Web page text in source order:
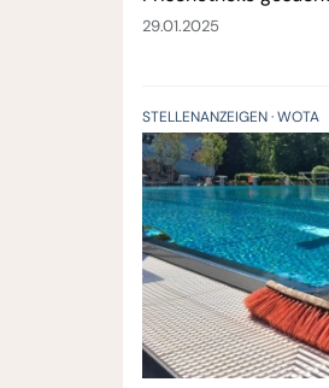
29.01.2025
STELLENANZEIGEN WOTA